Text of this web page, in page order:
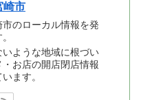
崎市
のローカル情報を発
ような地域に根づい
お店の開店閉店情報
ます。